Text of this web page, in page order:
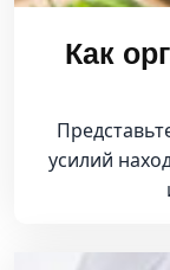
Как
усилий